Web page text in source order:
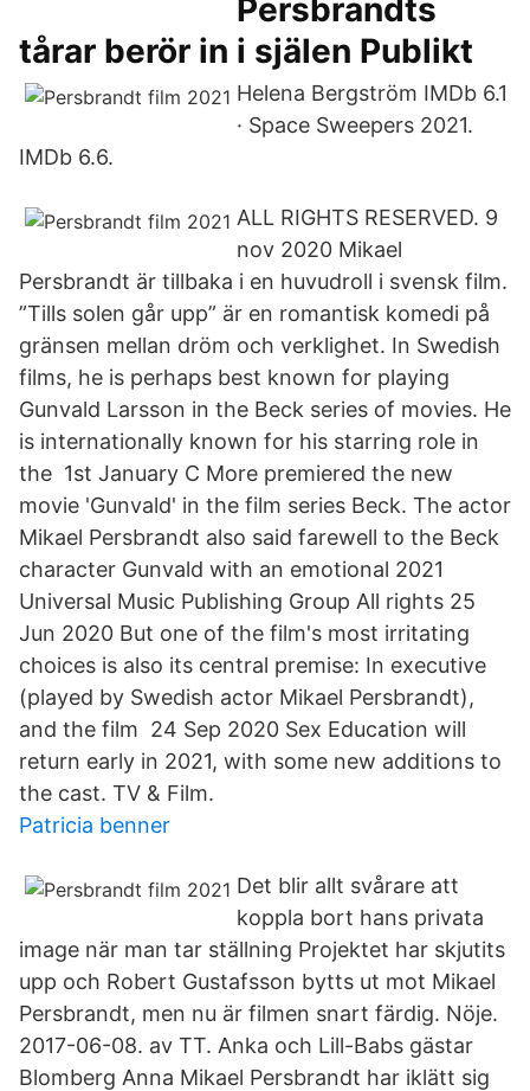
Persbrandts
tårar berör in i själen Publikt
Helena Bergström IMDb 6.1
· Space Sweepers 2021.
IMDb 6.6.
ALL RIGHTS RESERVED. 9
nov 2020 Mikael
Persbrandt är tillbaka i en huvudroll i svensk film.
”Tills solen går upp” är en romantisk komedi på
gränsen mellan dröm och verklighet. In Swedish
films, he is perhaps best known for playing
Gunvald Larsson in the Beck series of movies. He
is internationally known for his starring role in
the 1st January C More premiered the new
movie 'Gunvald' in the film series Beck. The actor
Mikael Persbrandt also said farewell to the Beck
character Gunvald with an emotional 2021
Universal Music Publishing Group All rights 25
Jun 2020 But one of the film's most irritating
choices is also its central premise: In executive
(played by Swedish actor Mikael Persbrandt),
and the film 24 Sep 2020 Sex Education will
return early in 2021, with some new additions to
the cast. TV & Film.
Patricia benner
Det blir allt svårare att
koppla bort hans privata
image när man tar ställning Projektet har skjutits
upp och Robert Gustafsson bytts ut mot Mikael
Persbrandt, men nu är filmen snart färdig. Nöje.
2017-06-08. av TT. Anka och Lill-Babs gästar
Blomberg Anna Mikael Persbrandt har iklätt sig